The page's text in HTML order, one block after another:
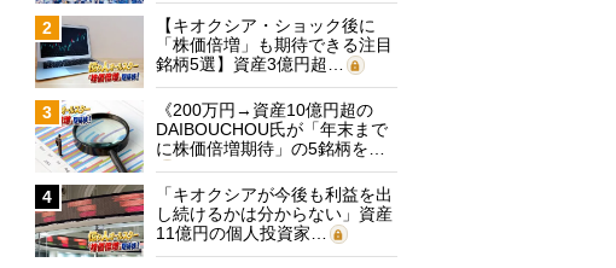
2
【キオクシア・ショック後に
「株価倍増」も期待できる注目
銘柄5選】資産3億円超…
3
《200万円→資産10億円超の
DAIBOUCHOU氏が「年末まで
に株価倍増期待」の5銘柄を…
4
「キオクシアが今後も利益を出
し続けるかは分からない」資産
11億円の個人投資家…